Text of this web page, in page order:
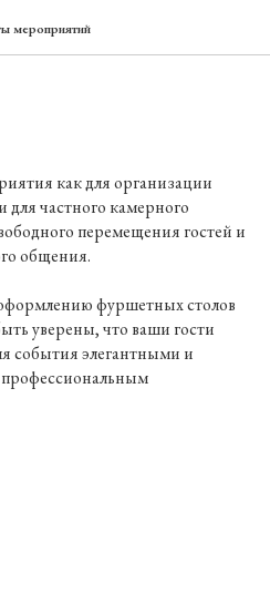
мероприятий
как для организации
частного камерного
перемещения гостей и
общения.
фуршетных столов
уверены, что ваши гости
события элегантными и